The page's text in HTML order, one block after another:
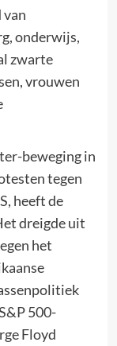
van
onderwijs,
zwarte
vrouwen
beweging in
tegen
heeft de
dreigde uit
het
500-
Floyd